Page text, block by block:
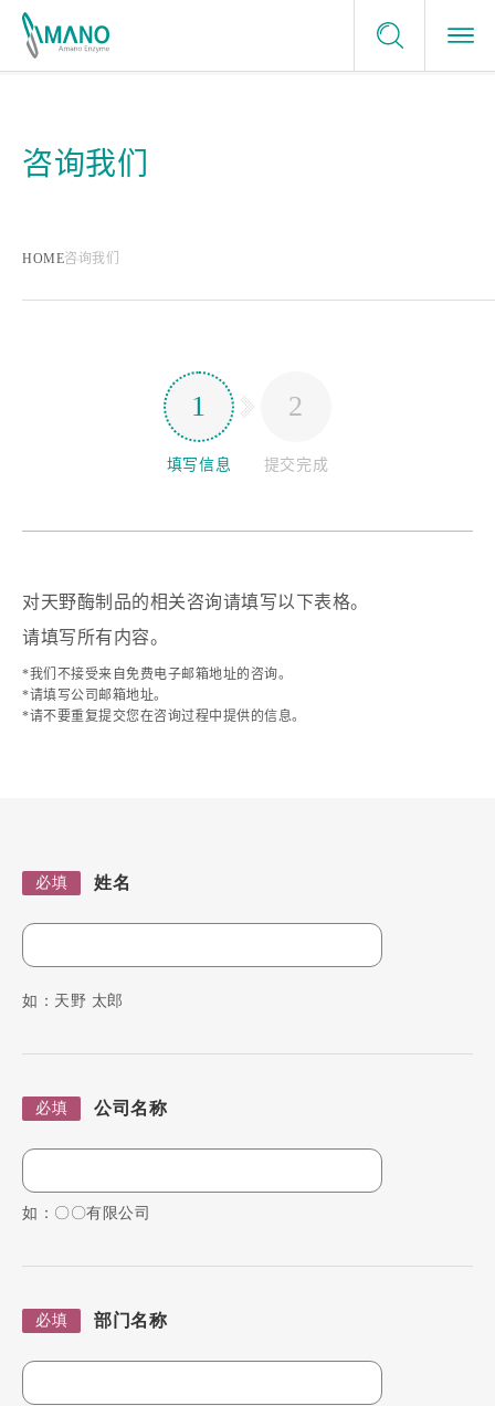
酶制剂应用领域
选择我们的理由
日本的酶制剂生产商
酶制剂应用工作室
申请样品
网站地图
咨询我们
HOME咨询我们
1
填写信息
2
提交完成
对天野酶制品的相关咨询请填写以下表格。
请填写所有内容。
*我们不接受来自免费电子邮箱地址的咨询。
*请填写公司邮箱地址。
*请不要重复提交您在咨询过程中提供的信息。
必填 姓名
如：天野 太郎
必填 公司名称
如：〇〇有限公司
必填 部门名称